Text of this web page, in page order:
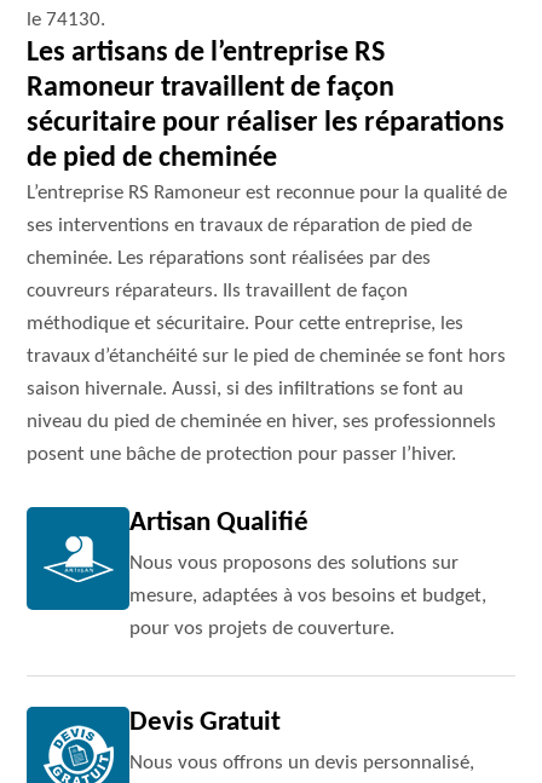
le 74130.
Les artisans de l’entreprise RS
Ramoneur travaillent de façon
sécuritaire pour réaliser les réparations
de pied de cheminée
L’entreprise RS Ramoneur est reconnue pour la qualité de
ses interventions en travaux de réparation de pied de
cheminée. Les réparations sont réalisées par des
couvreurs réparateurs. Ils travaillent de façon
méthodique et sécuritaire. Pour cette entreprise, les
travaux d’étanchéité sur le pied de cheminée se font hors
saison hivernale. Aussi, si des infiltrations se font au
niveau du pied de cheminée en hiver, ses professionnels
posent une bâche de protection pour passer l’hiver.
Artisan Qualifié
Nous vous proposons des solutions sur
mesure, adaptées à vos besoins et budget,
pour vos projets de couverture.
Devis Gratuit
Nous vous offrons un devis personnalisé,